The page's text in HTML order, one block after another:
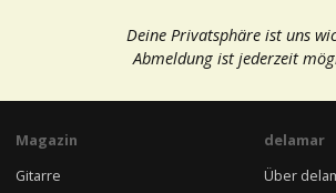
Deine Privatsphäre ist uns
Abmeldung ist jederzeit
Magazin
Gitarre
delamar
Über